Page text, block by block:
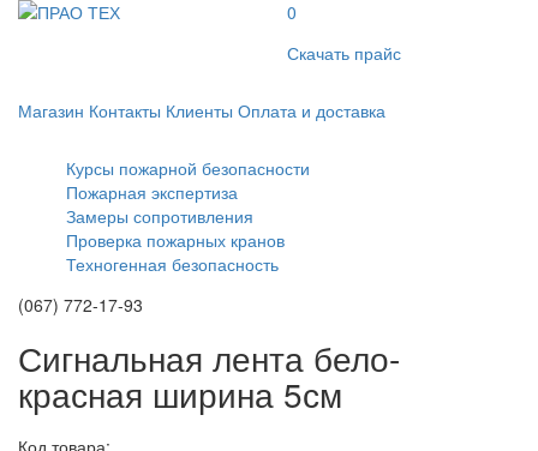
0
Скачать прайс
Магазин Контакты Клиенты Оплата и доставка
Курсы пожарной безопасности
Пожарная экспертиза
Замеры сопротивления
Проверка пожарных кранов
Техногенная безопасность
(067) 772-17-93
Сигнальная лента бело-
красная ширина 5см
Код товара: